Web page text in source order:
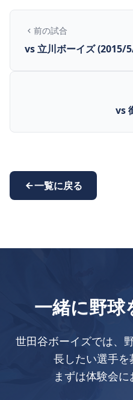
前の試合
vs 立川ボーイズ (2015/
vs
一覧に戻る
一緒に野球
世田谷ボーイズでは、
長したい選手を
まずは体験会に